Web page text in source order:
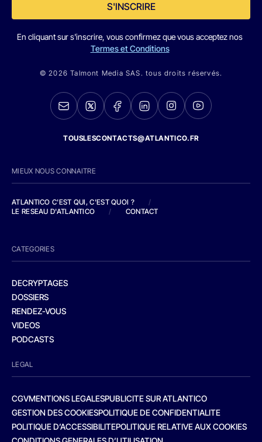
S'INSCRIRE
En cliquant sur s'inscrire, vous confirmez que vous acceptez nos
Termes et Conditions
© 2026 Talmont Media SAS. tous droits réservés.
TOUSLESCONTACTS@ATLANTICO.FR
MIEUX NOUS CONNAITRE
ATLANTICO C'EST QUI, C'EST QUOI ?
/
LE RESEAU D'ATLANTICO
/ CONTACT
CATEGORIES
DECRYPTAGES
DOSSIERS
RENDEZ-VOUS
VIDEOS
PODCASTS
LEGAL
CGVMENTIONS LEGALESPUBLICITE SUR ATLANTICO
GESTION DES COOKIESPOLITIQUE DE CONFIDENTIALITE
POLITIQUE D’ACCESSIBILITEPOLITIQUE RELATIVE AUX COOKIES